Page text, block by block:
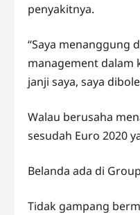
penyakitnya.
“Saya menanggung
management dalam
janji saya, saya
Walau berusaha
sesudah Euro 2020
Belanda ada di
Tidak gampang